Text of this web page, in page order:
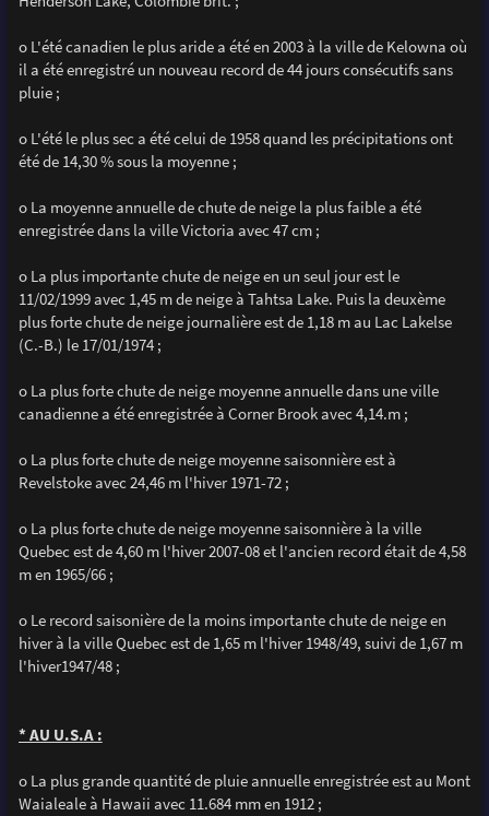
o L'été canadien le plus aride a été en 2003 à la ville de Kelowna où
il a été enregistré un nouveau record de 44 jours consécutifs sans
pluie ;
o L'été le plus sec a été celui de 1958 quand les précipitations ont
été de 14,30 % sous la moyenne ;
o La moyenne annuelle de chute de neige la plus faible a été
enregistrée dans la ville Victoria avec 47 cm ;
o La plus importante chute de neige en un seul jour est le
11/02/1999 avec 1,45 m de neige à Tahtsa Lake. Puis la deuxème
plus forte chute de neige journalière est de 1,18 m au Lac Lakelse
(C.-B.) le 17/01/1974 ;
o La plus forte chute de neige moyenne annuelle dans une ville
canadienne a été enregistrée à Corner Brook avec 4,14.m ;
o La plus forte chute de neige moyenne saisonnière est à
Revelstoke avec 24,46 m l'hiver 1971-72 ;
o La plus forte chute de neige moyenne saisonnière à la ville
Quebec est de 4,60 m l'hiver 2007-08 et l'ancien record était de 4,58
m en 1965/66 ;
o Le record saisonière de la moins importante chute de neige en
hiver à la ville Quebec est de 1,65 m l'hiver 1948/49, suivi de 1,67 m
l'hiver1947/48 ;
* AU U.S.A :
o La plus grande quantité de pluie annuelle enregistrée est au Mont
Waialeale à Hawaii avec 11.684 mm en 1912 ;